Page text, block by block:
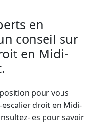
en
conseil sur
en Midi-
pour vous
escalier droit en Midi-
les pour savoir